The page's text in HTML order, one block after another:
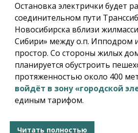
Остановка электрички будет
соединительном пути
Новосибирска вблизи
Сибири» между о.п. Ипподром
простор. Со стороны жилых
планируется обустроить
протяженностью около 400
войдёт в зону «городской
единым тарифом.
Читать полностью